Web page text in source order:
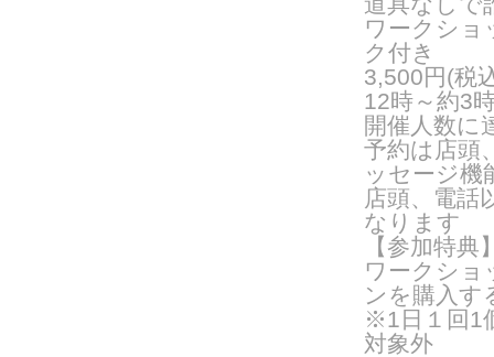
ワークショ
ク付き
3,500円(税
12時～約3
開催人数に
予約は店頭
ッセージ機
店頭、電話
なります
【参加特典
ワークショ
ンを購入す
※1日１回1
対象外